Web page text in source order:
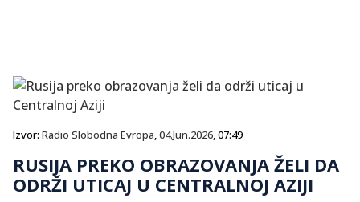
Izvor: Radio Slobodna Evropa,04.Jun.2026, 07:49
RUSIJA PREKO OBRAZOVANJA ŽELI DA
ODRŽI UTICAJ U CENTRALNOJ AZIJI